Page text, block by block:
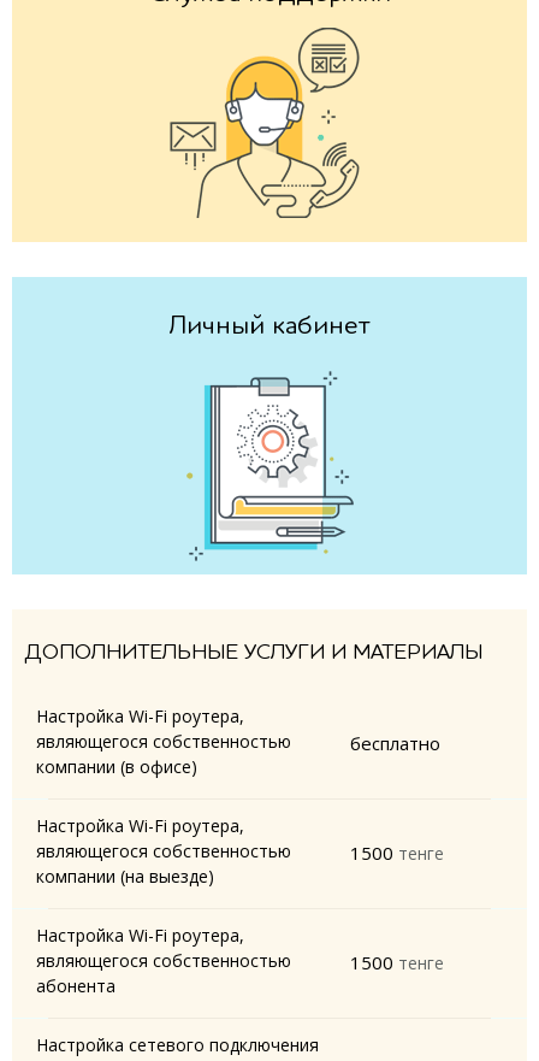
Личный кабинет
ДОПОЛНИТЕЛЬНЫЕ УСЛУГИ И МАТЕРИАЛЫ
Настройка Wi-Fi роутера,
являющегося собственностью
компании (в офисе)
бесплатно
Настройка Wi-Fi роутера,
являющегося собственностью
компании (на выезде)
1500 тенге
Настройка Wi-Fi роутера,
являющегося собственностью
абонента
1500 тенге
Настройка сетевого подключения